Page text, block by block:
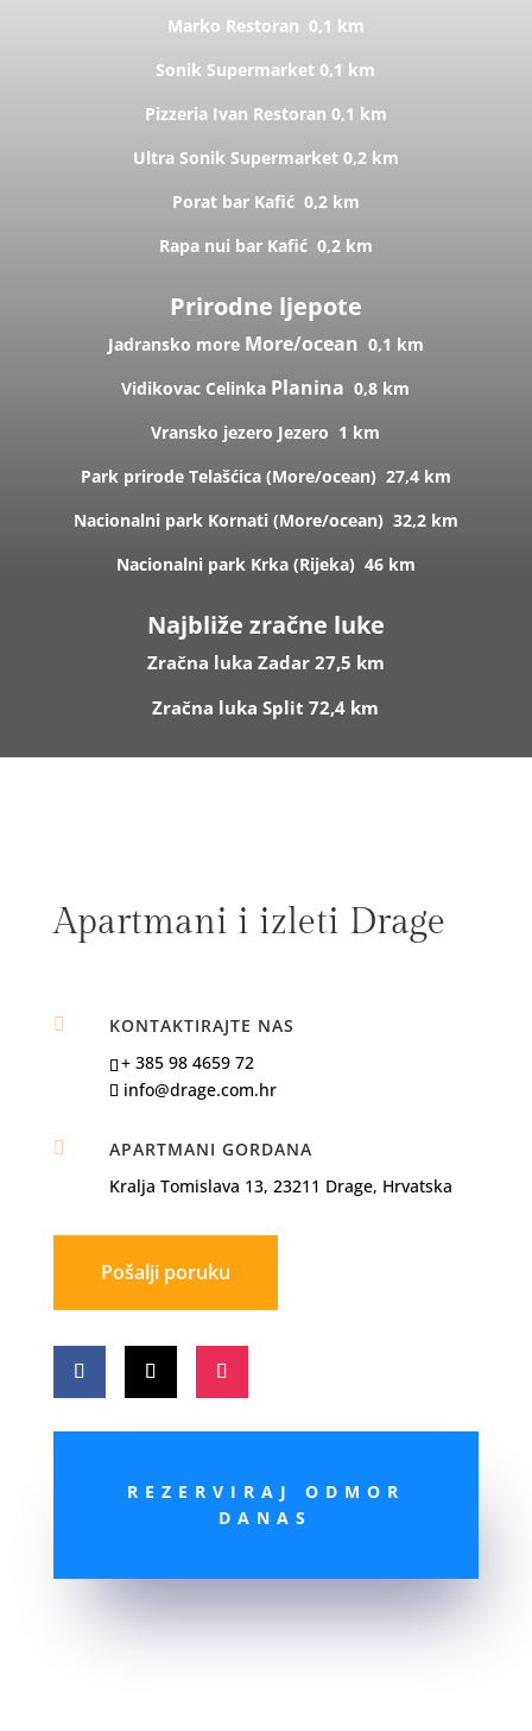
Marko Restoran 0,1 km
Sonik Supermarket0,1 km
Pizzeria Ivan Restoran 0,1 km
Ultra Sonik Supermarket 0,2 km
Porat bar Kafić 0,2 km
Rapa nui bar Kafić 0,2 km
Prirodne ljepote
Jadransko more More/ocean 0,1 km
Vidikovac Celinka Planina0,8 km
Vransko jezero Jezero 1 km
Park prirode Telašćica (More/ocean) 27,4 km
Nacionalni park Kornati (More/ocean) 32,2 km
Nacionalni park Krka (Rijeka) 46 km
Najbliže zračne luke
Zračna luka Zadar 27,5 km
Zračna luka Split 72,4 km
Apartmani i izleti Drage

KONTAKTIRAJTE NAS
+ 385 98 4659 72
info@drage.com.hr

APARTMANI GORDANA
Kralja Tomislava 13, 23211 Drage, Hrvatska
Pošalji poruku
REZERVIRAJ ODMOR
DANAS